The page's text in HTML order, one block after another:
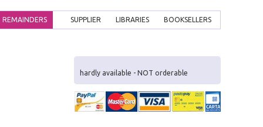
BOOKSELLERS
LIBRARIES
SUPPLIER
REMAINDERS
hardly available - NOT orderable
x
Interessato ai nostri libri?
Allora iscriviti alla nostra newsletter!
Sarai informato delle nostre novità, potrai
comunque cancellarti quando desideri.